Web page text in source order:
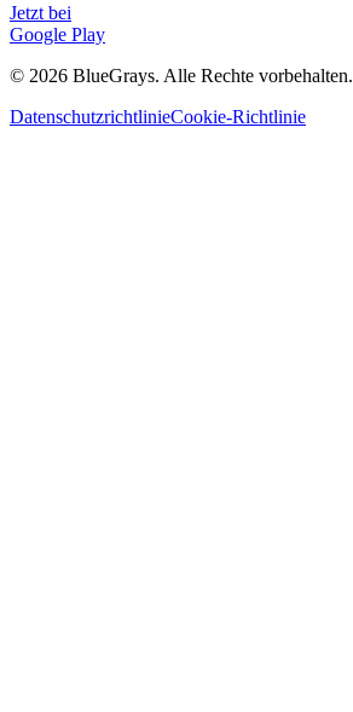
Jetzt bei
Google Play
© 2026 BlueGrays. Alle Rechte vorbehalten.
DatenschutzrichtlinieCookie-Richtlinie